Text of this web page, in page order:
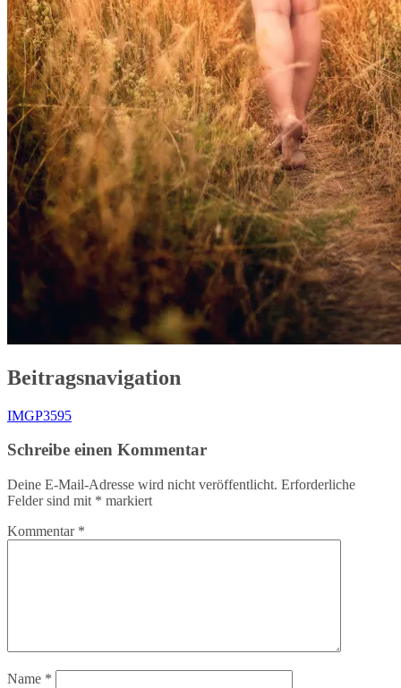
Beitragsnavigation
IMGP3595
Schreibe einen Kommentar
Deine E-Mail-Adresse wird nicht veröffentlicht. Erforderliche
Felder sind mit * markiert
Kommentar *
Name *